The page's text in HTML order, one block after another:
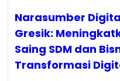
Narasumber
Gresik:
Saing SDM dan
Transformasi